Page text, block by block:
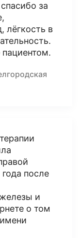
за
лёгкость в
пациентом.
после
и
о том